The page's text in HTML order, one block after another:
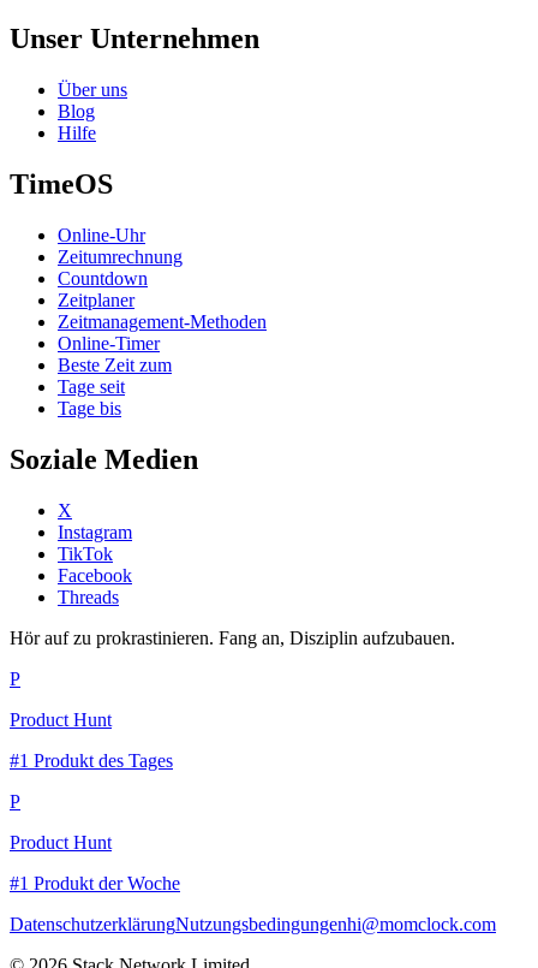
Unser Unternehmen
Über uns
Blog
Hilfe
TimeOS
Online-Uhr
Zeitumrechnung
Countdown
Zeitplaner
Zeitmanagement-Methoden
Online-Timer
Beste Zeit zum
Tage seit
Tage bis
Soziale Medien
X
Instagram
TikTok
Facebook
Threads
Hör auf zu prokrastinieren. Fang an, Disziplin aufzubauen.
P
Product Hunt
#1 Produkt des Tages
P
Product Hunt
#1 Produkt der Woche
DatenschutzerklärungNutzungsbedingungenhi@momclock.com